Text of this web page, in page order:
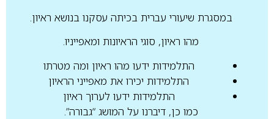
במסגרת שיעורי עברית בכיתה עסקנו בנושא ראיון.
מהו ראיון, סוגי הראיונות ומאפייניו.
התלמידות ידעו מהו ראיון ומה מטרתו
התלמידות יכירו את מאפייני הראיון
התלמידות ידעו לערוך ראיון
כמו כן, דיברנו על המושג “גבורה”.